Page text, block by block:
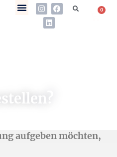
0
aufgeben möchten,